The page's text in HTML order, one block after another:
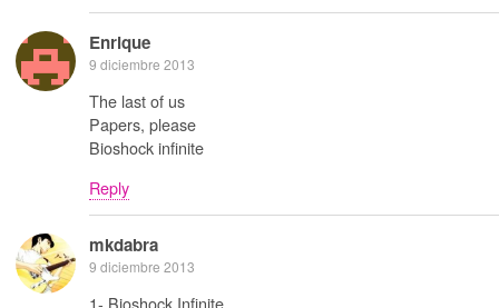
Enrique
9 diciembre 2013
The last of us
Papers, please
Bioshock infinite
Reply
mkdabra
9 diciembre 2013
1- Bioshock Infinite